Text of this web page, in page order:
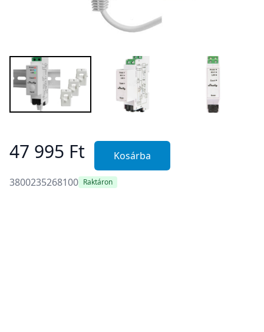
47 995 Ft Kosárba
3800235268100 Raktáron